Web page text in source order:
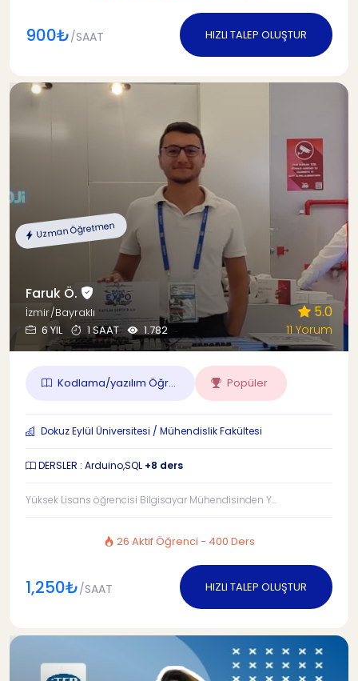
900₺/SAAT HIZLI TALEP OLUŞTUR
Uzman Öğretmen
Faruk Ö.
İzmir/Bayraklı
6 YIL
1 SAAT 1.782
5.0
11 Yorum
Kodlama/yazılım Öğr... Popüler
Dokuz Eylül Üniversitesi / Mühendislik Fakültesi
DERSLER : Arduino,SQL +8 ders
Yüksek Lisans öğrencisi Bilgisayar Mühendisinden Y...
26 Aktif Öğrenci - 400 Ders
1,250₺/SAAT HIZLI TALEP OLUŞTUR